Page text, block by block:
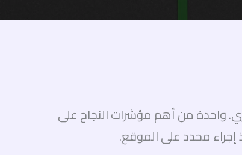
واحدة من أهم مؤشرات النجاح على
إجراء محدد على الموقع.